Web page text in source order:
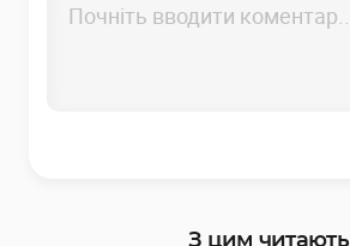
З цим читають